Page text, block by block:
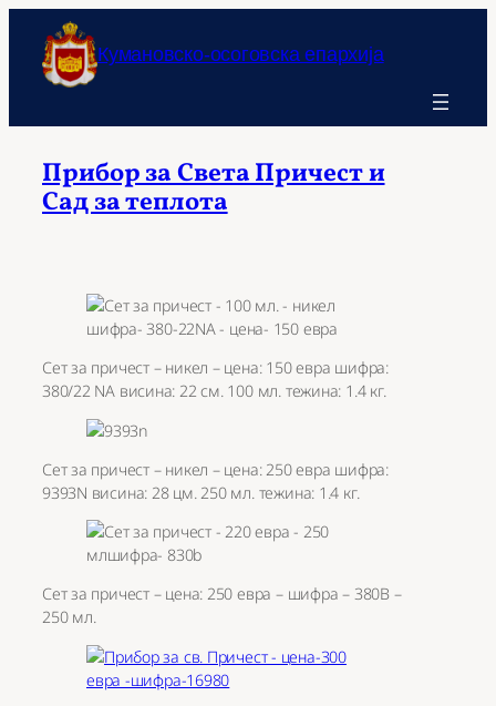
содржината
Кумановско-осоговска епархија
Прибор за Света Причест и
Сад за теплота
Сет за причест – никел – цена: 150 евра шифра:
380/22 NA висина: 22 см. 100 мл. тежина: 1.4 кг.
Сет за причест – никел – цена: 250 евра шифра:
9393N висина: 28 цм. 250 мл. тежина: 1.4 кг.
Сет за причест – цена: 250 евра – шифра – 380В –
250 мл.